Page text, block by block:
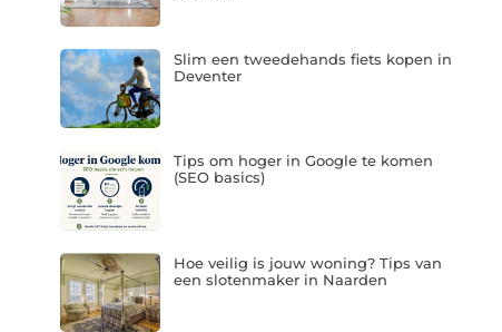
Slim een tweedehands fiets kopen in
Deventer
Tips om hoger in Google te komen
(SEO basics)
Hoe veilig is jouw woning? Tips van
een slotenmaker in Naarden